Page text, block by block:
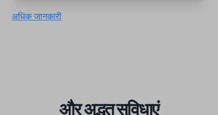
अधिक जानकारी
और अद्भुत सुविधाएं